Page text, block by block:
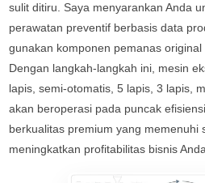
sulit ditiru. Saya menyarankan Anda
perawatan preventif berbasis data
gunakan komponen pemanas original
Dengan langkah-langkah ini, mesin
lapis, semi-otomatis, 5 lapis, 3 lapis,
akan beroperasi pada puncak
berkualitas premium yang memenuhi
meningkatkan profitabilitas bisnis Anda.